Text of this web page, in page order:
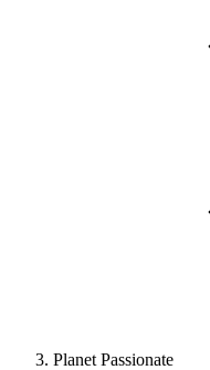
Planet Passionate